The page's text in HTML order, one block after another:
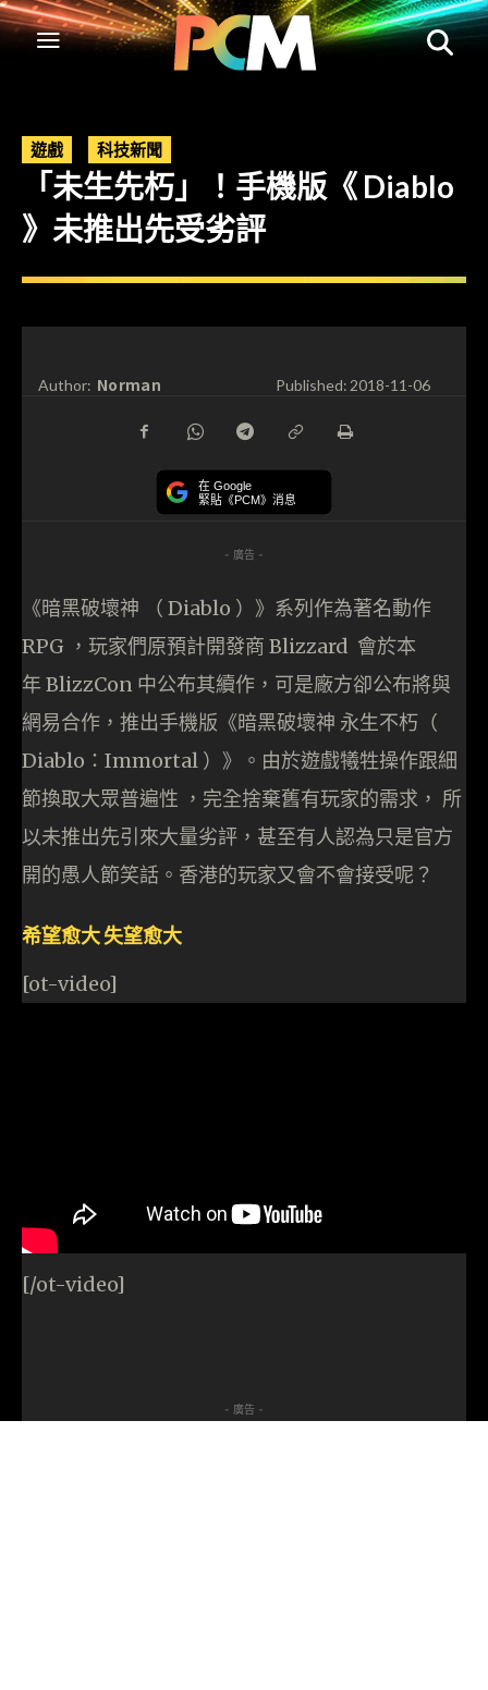
遊戲 科技新聞
「未生先朽」！手機版《 Diablo
》未推出先受劣評
Author: Norman Published:2018-11-06
在 Google
緊貼《PCM》消息
- 廣告 -
《暗黑破壞神 （ Diablo ）》系列作為著名動作
RPG ，玩家們原預計開發商 Blizzard 會於本
年 BlizzCon 中公布其續作，可是廠方卻公布將與
網易合作，推出手機版《暗黑破壞神 永生不朽（
Diablo：Immortal ）》。由於遊戲犧牲操作跟細
節換取大眾普遍性 ，完全捨棄舊有玩家的需求， 所
以未推出先引來大量劣評，甚至有人認為只是官方
開的愚人節笑話。香港的玩家又會不會接受呢？
希望愈大 失望愈大
[ot-video]
[/ot-video]
- 廣告 -